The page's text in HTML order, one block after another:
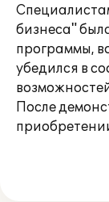
бизнеса"
программы,
убедился в
После